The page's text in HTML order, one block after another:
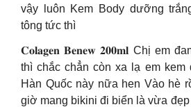
vậy luôn Kem Body dưỡng
tông tức thì
𝐂𝐨𝐥𝐚𝐠𝐞𝐧 𝐁𝐞𝐧𝐞𝐰 𝟐𝟎𝟎𝐦𝐥 Chị em
thì chắc chẳn còn xa lạ em
Hàn Quốc này nữa hen Vào hè
giờ mang bikini đi biển là vừa